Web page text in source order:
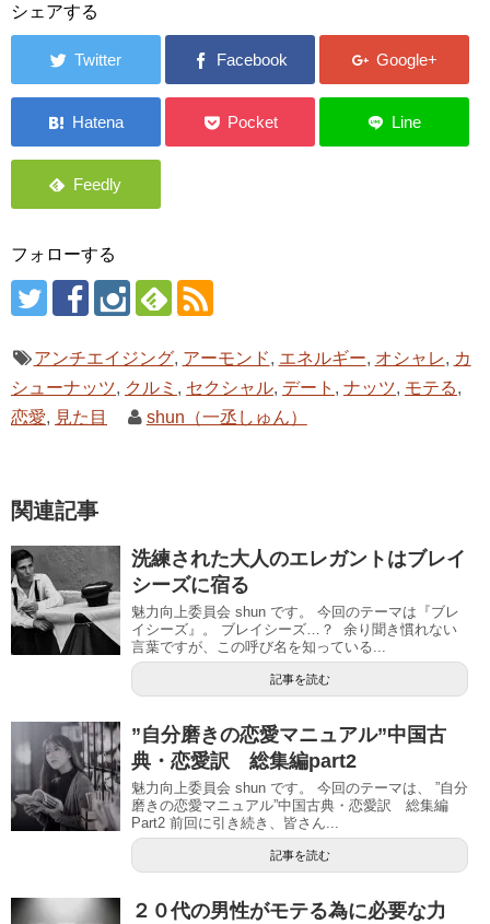
シェアする
フォローする
アンチエイジング, アーモンド, エネルギー, オシャレ, カ
シューナッツ, クルミ , セクシャル, デート , ナッツ, モテる,
恋愛, 見た目 shun（一丞しゅん）
関連記事
洗練された大人のエレガントはブレイ
シーズに宿る
魅力向上委員会 shun です。 今回のテーマは『ブレ
イシーズ』。 ブレイシーズ…？ 余り聞き慣れない
言葉ですが、この呼び名を知っている...
記事を読む
”自分磨きの恋愛マニュアル”中国古
典・恋愛訳 総集編part2
魅力向上委員会 shun です。 今回のテーマは、 ”自分
磨きの恋愛マニュアル”中国古典・恋愛訳 総集編
Part2 前回に引き続き、皆さん...
記事を読む
２０代の男性がモテる為に必要な力